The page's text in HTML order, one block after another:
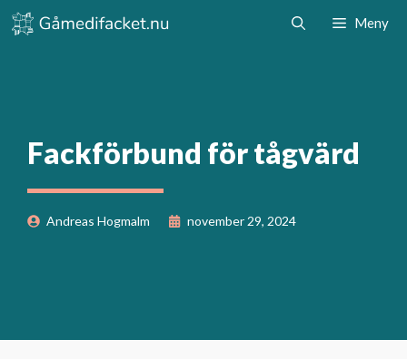
Hoppa
till
Meny
Fackförbund för tågvärd
Andreas Hogmalm november 29, 2024